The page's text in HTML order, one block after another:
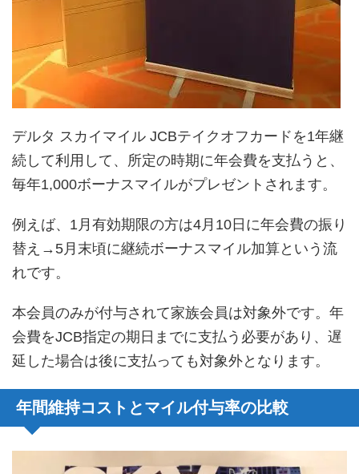
デルタ スカイマイル JCBテイクオフカードを1年継
続して利用して、所定の時期に年会費を支払うと、
毎年1,000ボーナスマイルがプレゼントされます。
例えば、1月有効期限の方は4月10日に年会費の振り
替え→5月末頃に継続ボーナスマイル加算という流
れです。
本会員のみが付与されて家族会員は対象外です。年
会費をJCB指定の期日までに支払う必要があり、遅
延した場合は後に支払っても対象外となります。
年間維持コストとマイル付与率の比較